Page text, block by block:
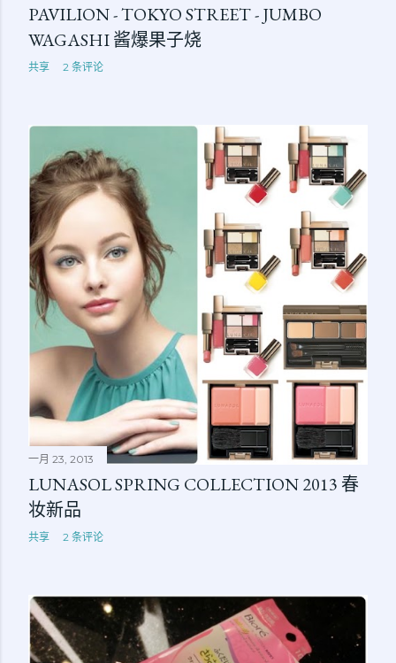
PAVILION - TOKYO STREET - JUMBO
WAGASHI 酱爆果子烧
共享 2 条评论
一月 23, 2013
LUNASOL SPRING COLLECTION 2013 春
妆新品
共享 2 条评论